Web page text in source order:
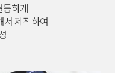
하게
서 제작하여